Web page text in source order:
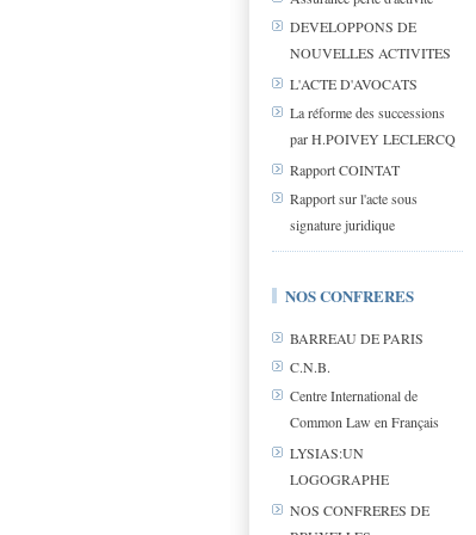
DEVELOPPONS DE
NOUVELLES ACTIVITES
L'ACTE D'AVOCATS
La réforme des successions
par H.POIVEY LECLERCQ
Rapport COINTAT
Rapport sur l'acte sous
signature juridique
NOS CONFRERES
BARREAU DE PARIS
C.N.B.
Centre International de
Common Law en Français
LYSIAS:UN
LOGOGRAPHE
NOS CONFRERES DE